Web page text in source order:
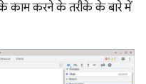
के काम करने के तरीके के बारे में